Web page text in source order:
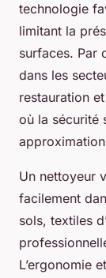
technologie
limitant la
surfaces. Par
dans les
restauration
où la sécurité
Un nettoyeur
facilement
sols, textiles
L’ergonomie